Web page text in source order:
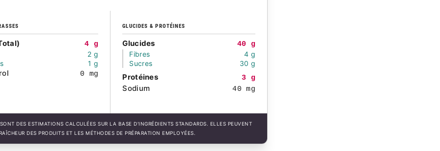
4 g
2 g
1 g
0 mg
GLUCIDES & PROTÉINES
Glucides
40 g
Fibres
4 g
Sucres
30 g
Protéines 3 g
Sodium 40 mg
DES ESTIMATIONS CALCULÉES SUR LA BASE D'INGRÉDIENTS STANDARDS. ELLES PEUVENT
DES PRODUITS ET LES MÉTHODES DE PRÉPARATION EMPLOYÉES.